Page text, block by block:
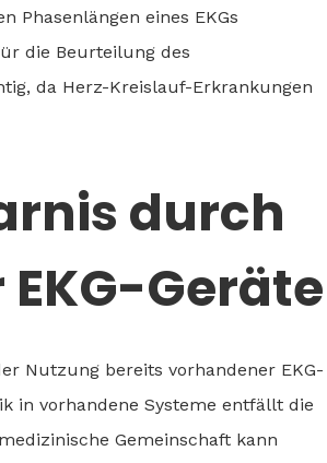
Phasenlängen eines EKGs
die Beurteilung des
da Herz-Kreislauf-Erkrankungen
durch
Geräte
Nutzung bereits vorhandener EKG-
in vorhandene Systeme entfällt die
Gemeinschaft kann